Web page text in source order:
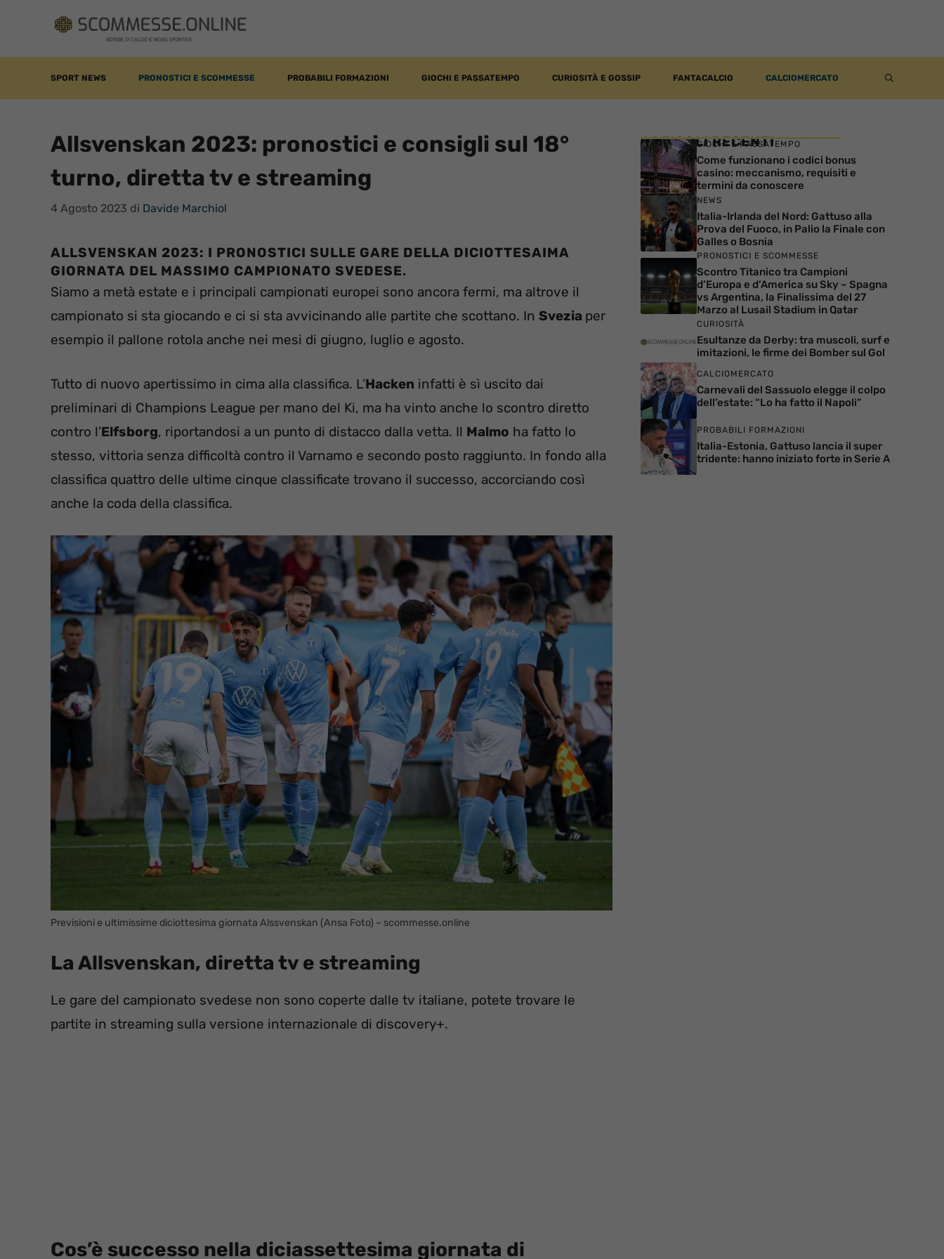
contenuto
SPORT NEWS PRONOSTICI E SCOMMESSE PROBABILI FORMAZIONI GIOCHI E PASSATEMPO CURIOSITÀ E GOSSIP FANTACALCIO CALCIOMERCATO
Allsvenskan 2023: pronostici e consigli sul 18°
turno, diretta tv e streaming
4 Agosto 2023 di Davide Marchiol
ALLSVENSKAN 2023: I PRONOSTICI SULLE GARE DELLA DICIOTTESAIMA
GIORNATA DEL MASSIMO CAMPIONATO SVEDESE.
Siamo a metà estate e i principali campionati europei sono ancora fermi, ma altrove il
campionato si sta giocando e ci si sta avvicinando alle partite che scottano. In Svezia per
esempio il pallone rotola anche nei mesi di giugno, luglio e agosto.
Tutto di nuovo apertissimo in cima alla classifica. L’Hacken infatti è sì uscito dai
preliminari di Champions League per mano del Ki, ma ha vinto anche lo scontro diretto
contro l’Elfsborg, riportandosi a un punto di distacco dalla vetta. Il Malmo ha fatto lo
stesso, vittoria senza difficoltà contro il Varnamo e secondo posto raggiunto. In fondo alla
classifica quattro delle ultime cinque classificate trovano il successo, accorciando così
anche la coda della classifica.
Previsioni e ultimissime diciottesima giornata Alssvenskan (Ansa Foto) – scommesse.online
La Allsvenskan, diretta tv e streaming
Le gare del campionato svedese non sono coperte dalle tv italiane, potete trovare le
partite in streaming sulla versione internazionale di discovery+.
Cos’è successo nella diciassettesima giornata di
ARTICOLI RECENTI
GIOCHI E PASSATEMPO
Come funzionano i codici bonus
casino: meccanismo, requisiti e
termini da conoscere
NEWS
Italia-Irlanda del Nord: Gattuso alla
Prova del Fuoco, in Palio la Finale con
Galles o Bosnia
PRONOSTICI E SCOMMESSE
Scontro Titanico tra Campioni
d’Europa e d’America su Sky – Spagna
vs Argentina, la Finalissima del 27
Marzo al Lusail Stadium in Qatar
CURIOSITÀ
Esultanze da Derby: tra muscoli, surf e
imitazioni, le firme dei Bomber sul Gol
CALCIOMERCATO
Carnevali del Sassuolo elegge il colpo
dell’estate: “Lo ha fatto il Napoli”
PROBABILI FORMAZIONI
Italia-Estonia, Gattuso lancia il super
tridente: hanno iniziato forte in Serie A